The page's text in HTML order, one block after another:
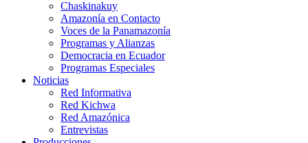
Chaskinakuy
Amazonía en Contacto
Voces de la Panamazonía
Programas y Alianzas
Democracia en Ecuador
Programas Especiales
Noticias
Red Informativa
Red Kichwa
Red Amazónica
Entrevistas